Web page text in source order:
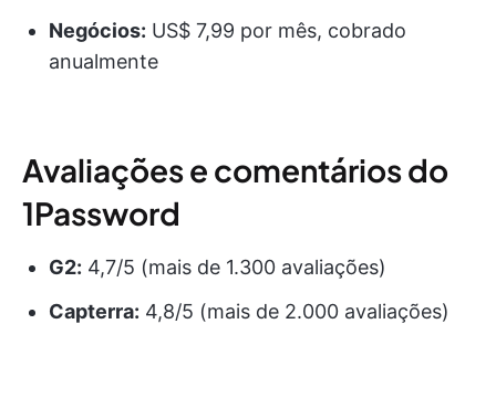
Negócios: US$ 7,99 por mês, cobrado
anualmente
Avaliações e comentários do
1Password
G2: 4,7/5 (mais de 1.300 avaliações)
Capterra: 4,8/5 (mais de 2.000 avaliações)